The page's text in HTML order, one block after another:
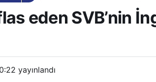
eden SVB’nin
yayınlandı